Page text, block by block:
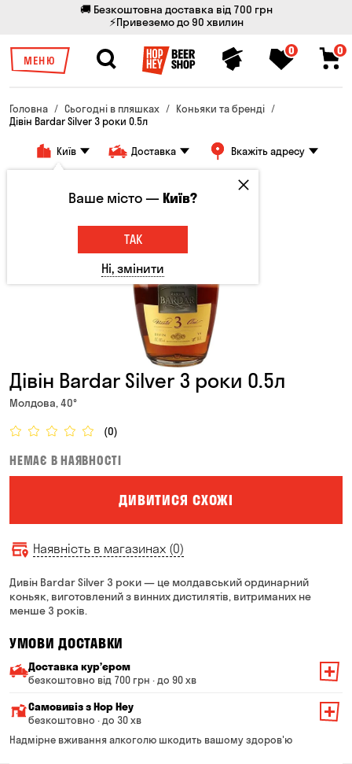
🚚 Безкоштовна доставка від 700 грн
⚡Привеземо до 90 хвилин
МЕНЮ
0 0
Головна Сьогодні в пляшках
Коньяки та бренді
Дівін Bardar Silver 3 роки 0.5л
Київ Доставка Вкажіть адресу
Дівін Bardar Silver 3 роки 0.5л
Молдова, 40°
(0)
НЕМАЄ В НАЯВНОСТІ
ДИВИТИСЯ СХОЖІ
Наявність в магазинах (0)
Дивін Bardar Silver 3 роки — це молдавський ординарний
коньяк, виготовлений з винних дистилятів, витриманих не
менше 3 років.
УМОВИ ДОСТАВКИ
Доставка курʼєром
безкоштовно від 700 грн · до 90 хв
Мінімальна сума всього замовлення — 200 грн
Вартість доставки залежить від суми всього замовлення:
Від 200 до 299 грн
Самовивіз з Hop Hey
безкоштовно · до 30 хв
Мінімальна сума всього замовлення — 250 грн
Надмірне вживання алкоголю шкодить вашому здоров'ю
Ваше місто —Київ?
ТАК
Ні, змінити